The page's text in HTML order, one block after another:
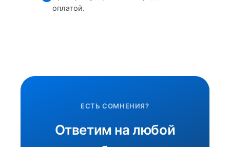
оплатой.
ЕСТЬ СОМНЕНИЯ?
Ответим на любой